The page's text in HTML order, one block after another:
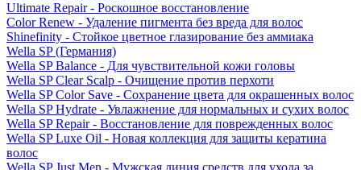
Ultimate Repair - Роскошное восстановление
Color Renew - Удаление пигмента без вреда для волос
Shinefinity - Стойкое цветное глазирование без аммиака
Wella SP (Германия)
Wella SP Balance - Для чувствительной кожи головы
Wella SP Clear Scalp - Очищение против перхоти
Wella SP Color Save - Сохранение цвета для окрашенных волос
Wella SP Hydrate - Увлажнение для нормальных и сухих волос
Wella SP Repair - Восстановление для поврежденных волос
Wella SP Luxe Oil - Новая коллекция для защиты кератина
волос
Wella SP Just Men - Мужская линия средств для ухода за